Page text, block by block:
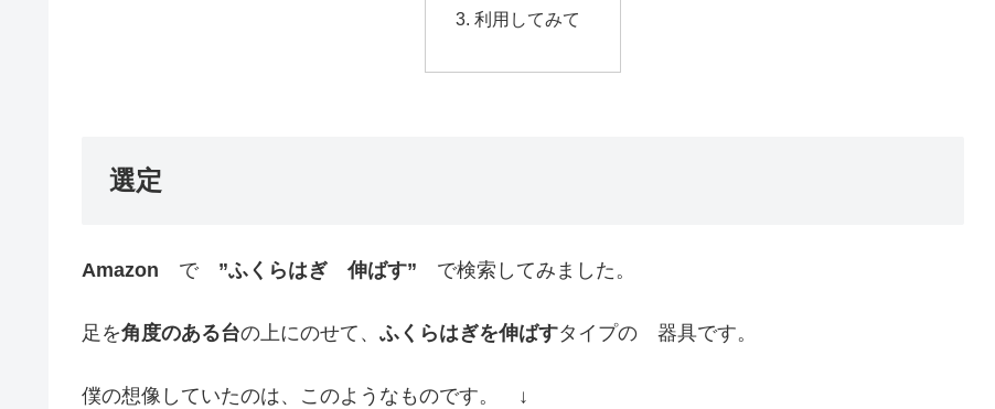
利用してみて
選定
Amazon で ”ふくらはぎ 伸ばす” で検索してみました。
足を角度のある台の上にのせて、 ふくらはぎを伸ばすタイプの 器具です。
僕の想像していたのは、このようなものです。 ↓